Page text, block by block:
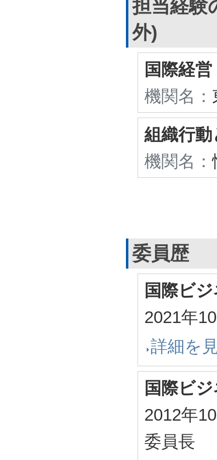
担当経験
外)
国際経営
機関名：
組織行
機関名：
委員歴
国際ビ
2021年
詳細を
国際ビ
2012年
委員長